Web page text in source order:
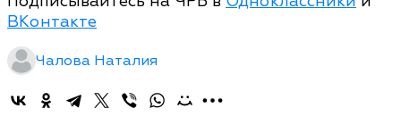
ВКонтакте
Чалова Наталия